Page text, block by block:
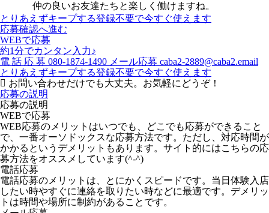
仲の良いお友達たちと楽しく働けますね。
とりあえずキープする登録不要で今すぐ使えます
応募確認へ進む
WEBで応募
約1分でカンタン入力♪
電 話 応 募 080-1874-1490 メール応募 caba2-2889@caba2.email
とりあえずキープする登録不要で今すぐ使えます
お問い合わせだけでも大丈夫。お気軽にどうぞ！
応募の説明
応募の説明
WEBで応募
WEB応募のメリットはいつでも、どこでも応募ができること
で、一番オーソドックスな応募方法です。ただし、対応時間が
かかるというデメリットもあります。サイト的にはこちらの応
募方法をオススメしています(^-^)
電話応募
電話応募のメリットは、とにかくスピードです。当日体験入店
したい時やすぐに連絡を取りたい時などに最適です。デメリッ
トは時間や場所に制約があることです。